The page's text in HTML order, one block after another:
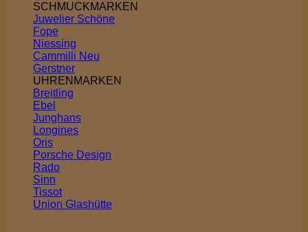
SCHMUCKMARKEN
Juwelier Schöne
Fope
Niessing
Cammilli
Gerstner
UHRENMARKEN
Breitling
Ebel
Junghans
Longines
Oris
Porsche Design
Rado
Sinn
Tissot
Union Glashütte